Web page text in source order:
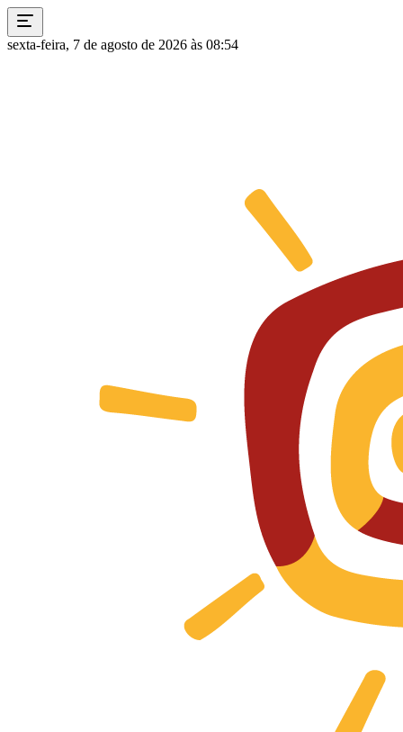
sexta-feira, 7 de agosto de 2026 às 08:54